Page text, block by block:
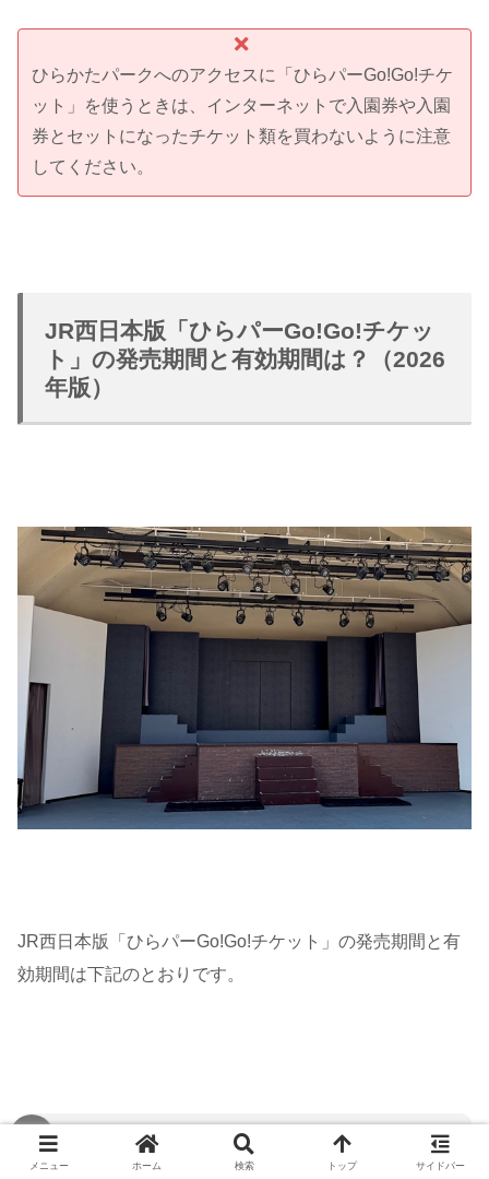
ひらかたパークへのアクセスに「ひらパーGo!Go!チケ
ット」を使うときは、インターネットで入園券や入園
券とセットになったチケット類を買わないように注意
してください。
JR西日本版「ひらパーGo!Go!チケッ
ト」の発売期間と有効期間は？（2026
年版）
JR西日本版「ひらパーGo!Go!チケット」の発売期間と有
効期間は下記のとおりです。
発売期間（買える期間）
メニュー ホーム 検索 トップ サイドバー